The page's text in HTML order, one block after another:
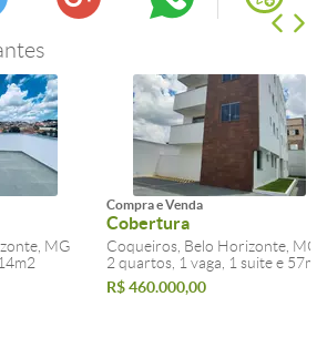
MG
Compra e Venda
Cobertura
Coqueiros, Belo Horizonte, MG
2 quartos, 1 vaga, 1 suite e 57m2
R$ 460.000,00